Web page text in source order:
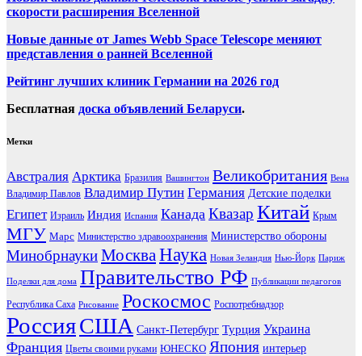
скорости расширения Вселенной
Новые данные от James Webb Space Telescope меняют
представления о ранней Вселенной
Рейтинг лучших клиник Германии на 2026 год
Бесплатная доска объявлений Беларуси.
Метки
Австралия Арктика Бразилия Вашингтон Великобритания Вена
Владимир Павлов Владимир Путин Германия Детские поделки
Египет Израиль Индия Испания Канада Квазар Китай Крым
МГУ Марс Министерство здравоохранения Министерство обороны
МинобрнаукиМоскваНаука Новая Зеландия Нью-Йорк Париж
Поделки для дома Правительство РФ Публикации педагогов
Республика Саха Рисование Роскосмос Роспотребнадзор
РоссияСША Санкт-Петербург Турция Украина
Франция Цветы своими руками ЮНЕСКО Япония интерьер